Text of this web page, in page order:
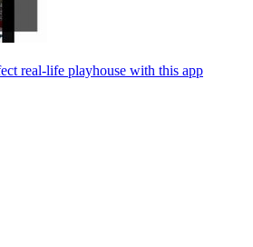
real-life playhouse with this app